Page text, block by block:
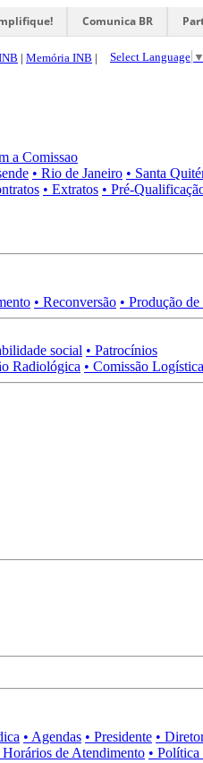
Comunica BR
| Memória INB | Select Language ▼
a Comissao
• Rio de Janeiro • Santa
• Extratos • Pré-
• Reconversão • Produção
social • Patrocínios
Radiológica • Comissão
• Agendas • Presidente •
Horários de Atendimento •